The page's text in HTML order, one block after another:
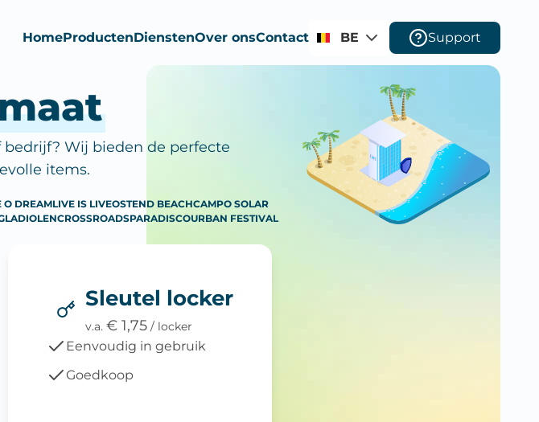
HomeProductenDienstenOver onsContact BE Support
Wij bieden de perfecte
items.
O DREAMLIVE IS LIVEOSTEND BEACHCAMPO SOLAR
CROSSROADSPARADISCOURBAN FESTIVAL
Sleutel locker
v.a. € 1,75 / locker
Eenvoudig in gebruik
Goedkoop